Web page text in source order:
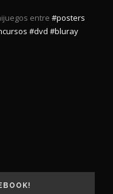
entre #posters
#dvd #bluray